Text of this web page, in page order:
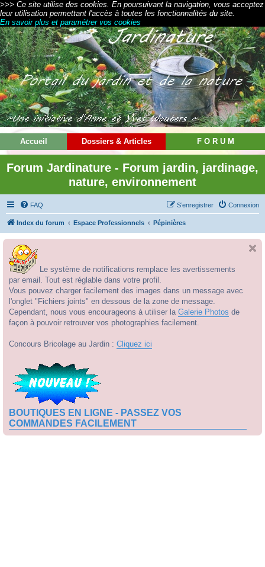
>>> Ce site utilise des cookies. En poursuivant la navigation, vous acceptez
leur utilisation permettant l'accès à toutes les fonctionnalités du site.
En savoir plus et paramétrer vos cookies
Accueil Dossiers & Articles F O R U M
Forum Jardinature - Forum jardin, jardinage,
nature, environnement
FAQ Connexion
S’enregistrer
Index du forum Espace Professionnels Pépinières
Le système de notifications remplace les avertissements
par email. Tout est réglable dans votre profil.
Vous pouvez charger facilement des images dans un message avec
l'onglet "Fichiers joints" en dessous de la zone de message.
Cependant, nous vous encourageons à utiliser la Galerie Photos de
façon à pouvoir retrouver vos photographies facilement.
Concours Bricolage au Jardin : Cliquez ici
BOUTIQUES EN LIGNE - PASSEZ VOS
COMMANDES FACILEMENT